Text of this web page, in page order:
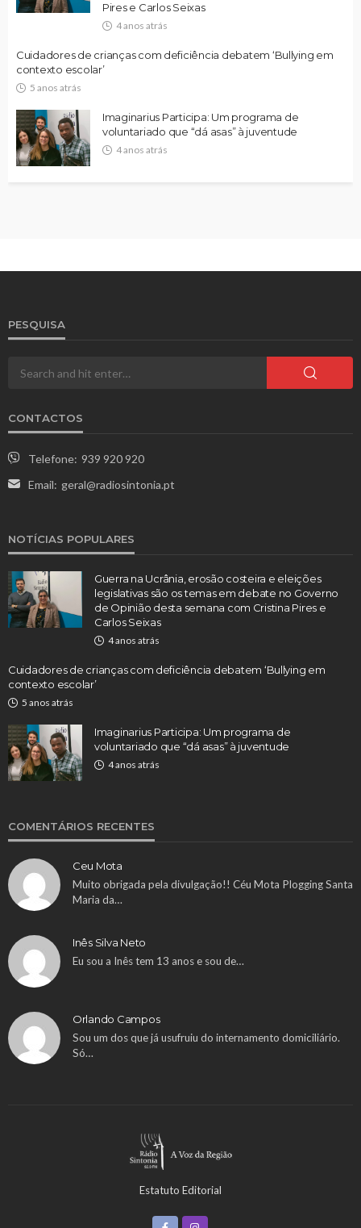
Pires e Carlos Seixas
4 anos atrás
Cuidadores de crianças com deficiência debatem ‘Bullying em
contexto escolar’
5 anos atrás
Imaginarius Participa: Um programa de
voluntariado que “dá asas” à juventude
4 anos atrás
PESQUISA
CONTACTOS
Telefone: 939 920 920
Email: geral@radiosintonia.pt
NOTÍCIAS POPULARES
Guerra na Ucrânia, erosão costeira e eleições
legislativas são os temas em debate no Governo
de Opinião desta semana com Cristina Pires e
Carlos Seixas
4 anos atrás
Cuidadores de crianças com deficiência debatem ‘Bullying em
contexto escolar’
5 anos atrás
Imaginarius Participa: Um programa de
voluntariado que “dá asas” à juventude
4 anos atrás
COMENTÁRIOS RECENTES
Ceu Mota
Muito obrigada pela divulgação!! Céu Mota Plogging Santa
Maria da…
Inês Silva Neto
Eu sou a Inês tem 13 anos e sou de…
Orlando Campos
Sou um dos que já usufruiu do internamento domiciliário.
Só…
Estatuto Editorial